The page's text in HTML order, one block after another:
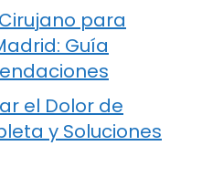
para
Guía
el Dolor de
y Soluciones